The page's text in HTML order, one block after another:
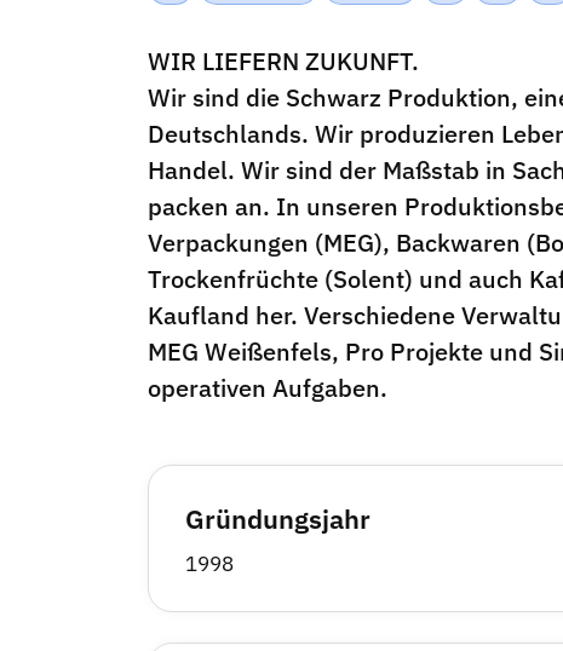
WIR LIEFERN ZUKUNFT.
Wir sind die Schwarz Produktion,
Deutschlands. Wir produzieren
Handel. Wir sind der Maßstab in
packen an. In unseren
Verpackungen (MEG), Backwaren
Trockenfrüchte (Solent) und auch
Kaufland her. Verschiedene
MEG Weißenfels, Pro Projekte und
operativen Aufgaben.
Gründungsjahr
1998